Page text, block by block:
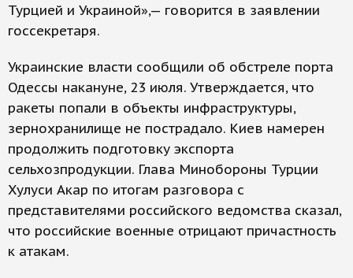
Турцией и Украиной»,— говорится в заявлении
госсекретаря.
Украинские власти сообщили об обстреле порта
Одессы накануне, 23 июля. Утверждается, что
ракеты попали в объекты инфраструктуры,
зернохранилище не пострадало. Киев намерен
продолжить подготовку экспорта
сельхозпродукции. Глава Минобороны Турции
Хулуси Акар по итогам разговора с
представителями российского ведомства сказал,
что российские военные отрицают причастность
к атакам.